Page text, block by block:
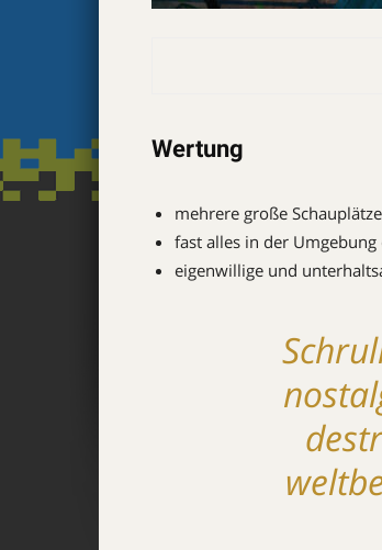
Wertung
mehrere große Schauplätze
fast alles in der
eigenwillige und